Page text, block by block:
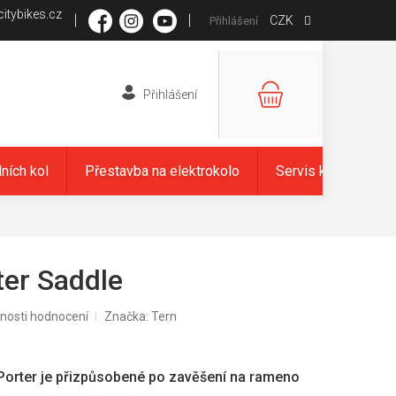
CZK
Přihlášení
NÁKUPNÍ
kol Přestavba na elektrokolo Servis kol
je přizpůsobené po zavěšení na rameno
Saddle
hodnocení Značka: Tern